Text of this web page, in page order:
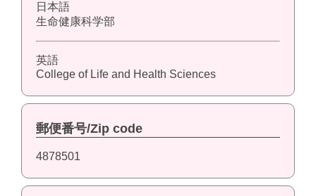
日本語
生命健康科学部
英語
College of Life and Health Sciences
郵便番号/Zip code
4878501